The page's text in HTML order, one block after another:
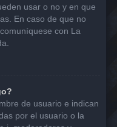
usar o no y en que
En caso de que no
con La
de usuario e indican
por el usuario o la